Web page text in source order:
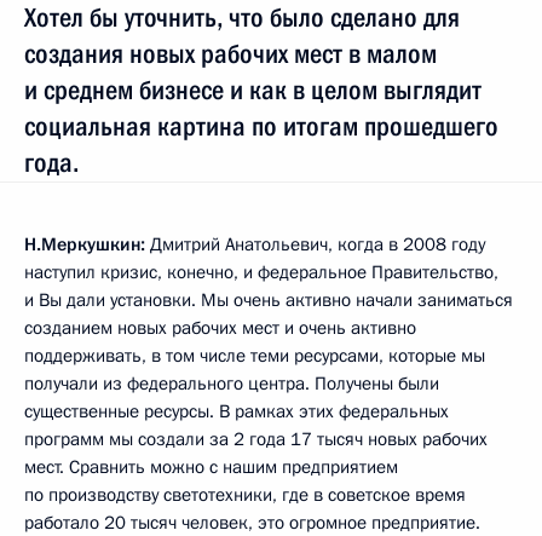
Хотел бы уточнить, что было сделано для
создания новых рабочих мест в малом
и среднем бизнесе и как в целом выглядит
социальная картина по итогам прошедшего
года.
Н.Меркушкин: Дмитрий Анатольевич, когда в 2008 году
наступил кризис, конечно, и федеральное Правительство,
и Вы дали установки. Мы очень активно начали заниматься
созданием новых рабочих мест и очень активно
поддерживать, в том числе теми ресурсами, которые мы
получали из федерального центра. Получены были
существенные ресурсы. В рамках этих федеральных
программ мы создали за 2 года 17 тысяч новых рабочих
мест. Сравнить можно с нашим предприятием
по производству светотехники, где в советское время
работало 20 тысяч человек, это огромное предприятие.